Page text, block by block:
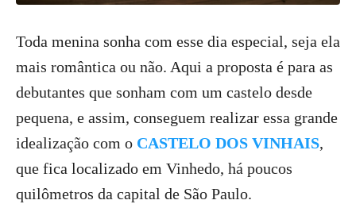
Toda menina sonha com esse dia especial, seja ela
mais romântica ou não. Aqui a proposta é para as
debutantes que sonham com um castelo desde
pequena, e assim, conseguem realizar essa grande
idealização com o CASTELO DOS VINHAIS,
que fica localizado em Vinhedo, há poucos
quilômetros da capital de São Paulo.